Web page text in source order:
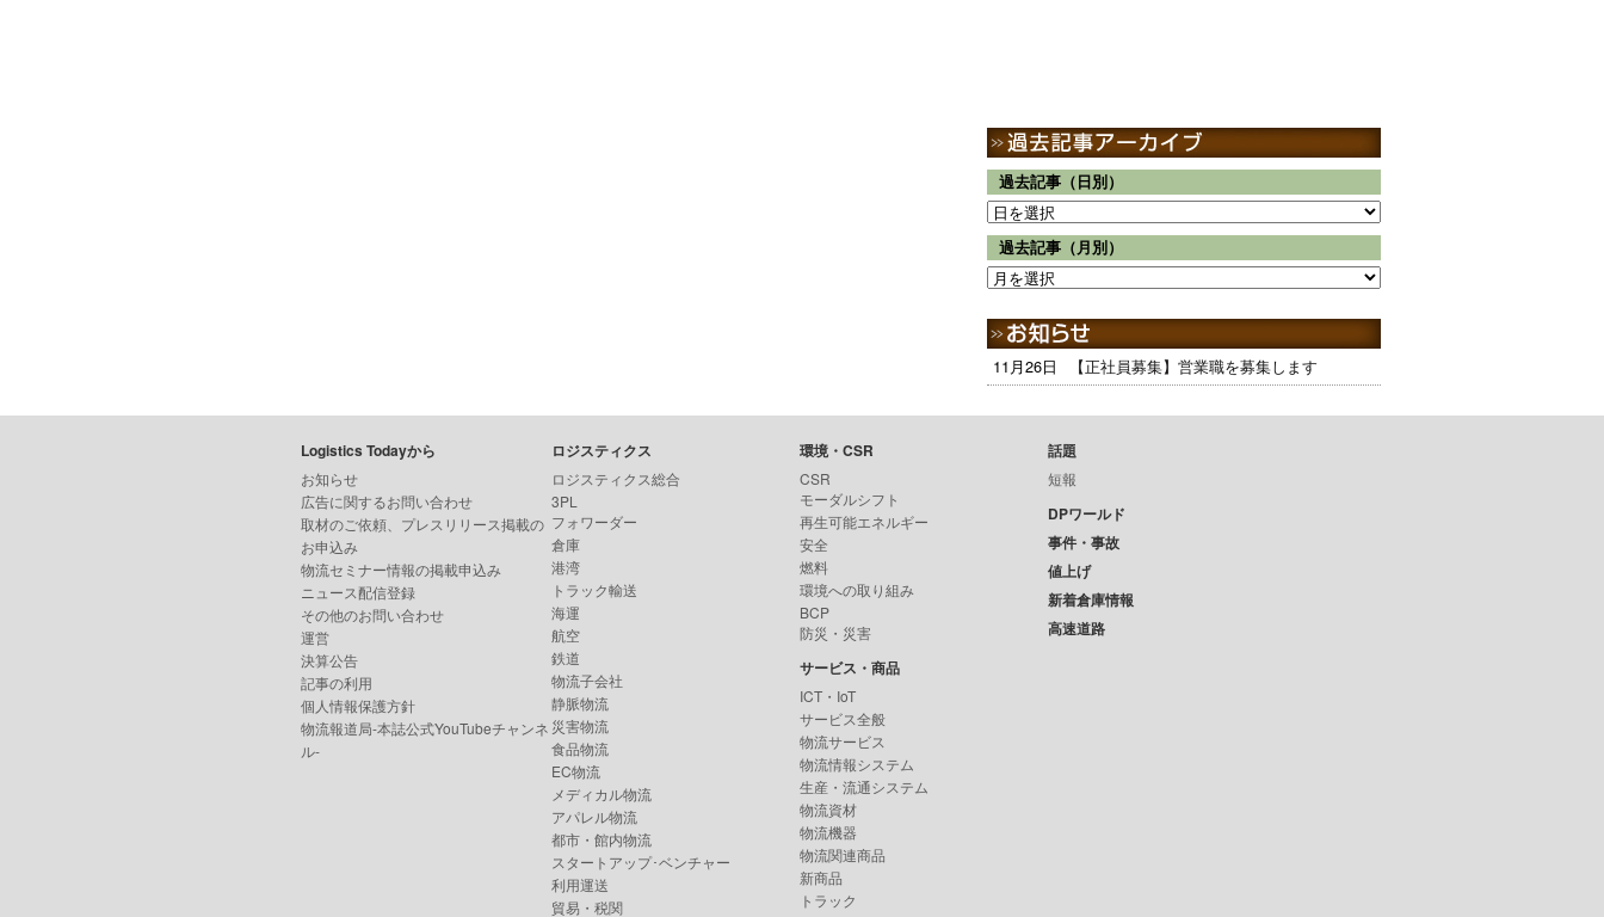
過去記事（日別）
過去記事（月別）
11月26日 【正社員募集】営業職を募集します
Logistics Todayから
お知らせ
広告に関するお問い合わせ
取材のご依頼、プレスリリース掲載の
お申込み
物流セミナー情報の掲載申込み
ニュース配信登録
その他のお問い合わせ
運営
決算公告
記事の利用
個人情報保護方針
物流報道局-本誌公式YouTubeチャンネ
ル-
ロジスティクス
ロジスティクス総合
3PL
フォワーダー
倉庫
港湾
トラック輸送
海運
航空
鉄道
物流子会社
静脈物流
災害物流
食品物流
EC物流
メディカル物流
アパレル物流
都市・館内物流
スタートアップ･ベンチャー
利用運送
貿易・税関
環境・CSR
CSR
モーダルシフト
再生可能エネルギー
安全
燃料
環境への取り組み
BCP
防災・災害
サービス・商品
ICT・IoT
サービス全般
物流サービス
物流情報システム
生産・流通システム
物流資材
物流機器
物流関連商品
新商品
トラック
話題
短報
DPワールド
事件・事故
値上げ
新着倉庫情報
高速道路